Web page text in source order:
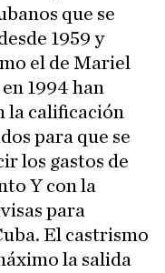
que se
1959 y
el de Mariel
1994 han
la calificación
para que se
los gastos de
Y con la
para
El castrismo
la salida